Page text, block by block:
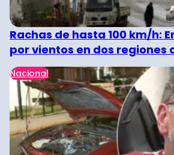
Rachas de hasta 100 km/h:
por vientos en dos regiones
Nacional